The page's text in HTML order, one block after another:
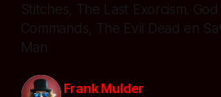
Stitches, The Last Exorcism.
Commands, The Evil Dead en
Man
Frank Mulder